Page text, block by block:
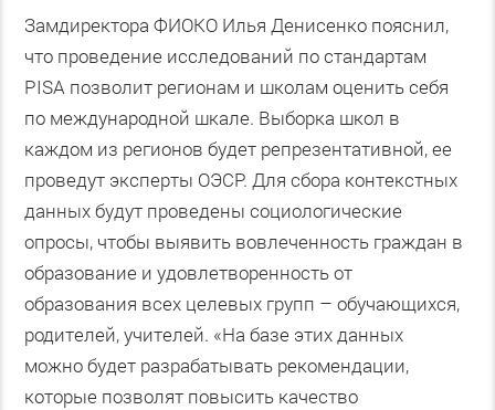
Замдиректора ФИОКО Илья Денисенко пояснил,
что проведение исследований по стандартам
PISA позволит регионам и школам оценить себя
по международной шкале. Выборка школ в
каждом из регионов будет репрезентативной, ее
проведут эксперты ОЭСР. Для сбора контекстных
данных будут проведены социологические
опросы, чтобы выявить вовлеченность граждан в
образование и удовлетворенность от
образования всех целевых групп – обучающихся,
родителей, учителей. «На базе этих данных
можно будет разрабатывать рекомендации,
которые позволят повысить качество